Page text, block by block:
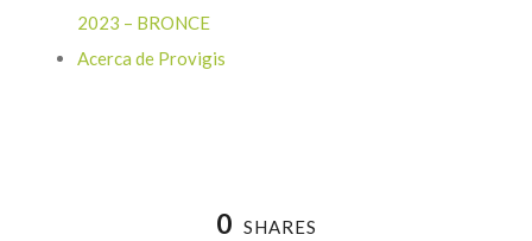
2023 – BRONCE
Acerca de Provigis
0 SHARES